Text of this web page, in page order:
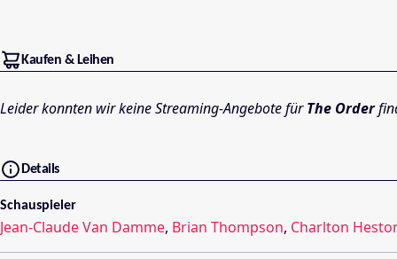
Kaufen & Leihen
Leider konnten wir keine Streaming-Angebote fürThe Order
Details
Schauspieler
Jean-Claude Van Damme, Brian Thompson, Charlton